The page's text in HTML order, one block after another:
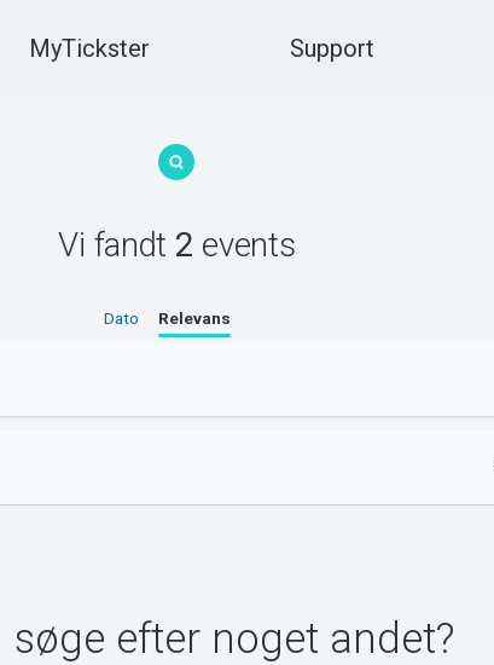
MyTickster Support
Vi fandt 2 events
Dato Relevans
søge efter noget andet?